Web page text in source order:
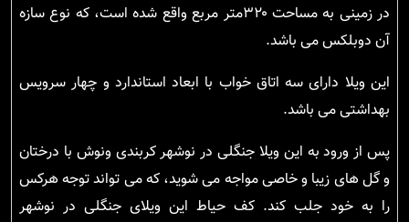
در زمینی به مساحت ۳۲۰متر مربع واقع شده است، که نوع سازه
آن دوبلکس می باشد.
این ویلا دارای سه اتاق خواب با ابعاد استاندارد و چهار سرویس
بهداشتی می باشد.
پس از ورود به این ویلا جنگلی در نوشهر کربندی ونوش با درختان
و گل های زیبا و خاصی مواجه می شوید، که می تواند توجه هرکس
را به خود جلب کند. کف حیاط این ویلای جنگلی در نوشهر